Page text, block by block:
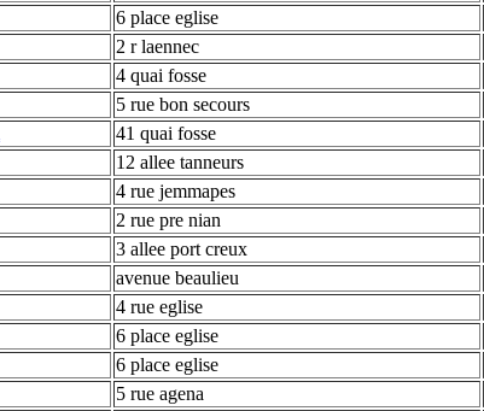
6 place eglise
2 r laennec
4 quai fosse
5 rue bon secours
41 quai fosse
12 allee tanneurs
4 rue jemmapes
2 rue pre nian
3 allee port creux
avenue beaulieu
4 rue eglise
6 place eglise
6 place eglise
5 rue agena